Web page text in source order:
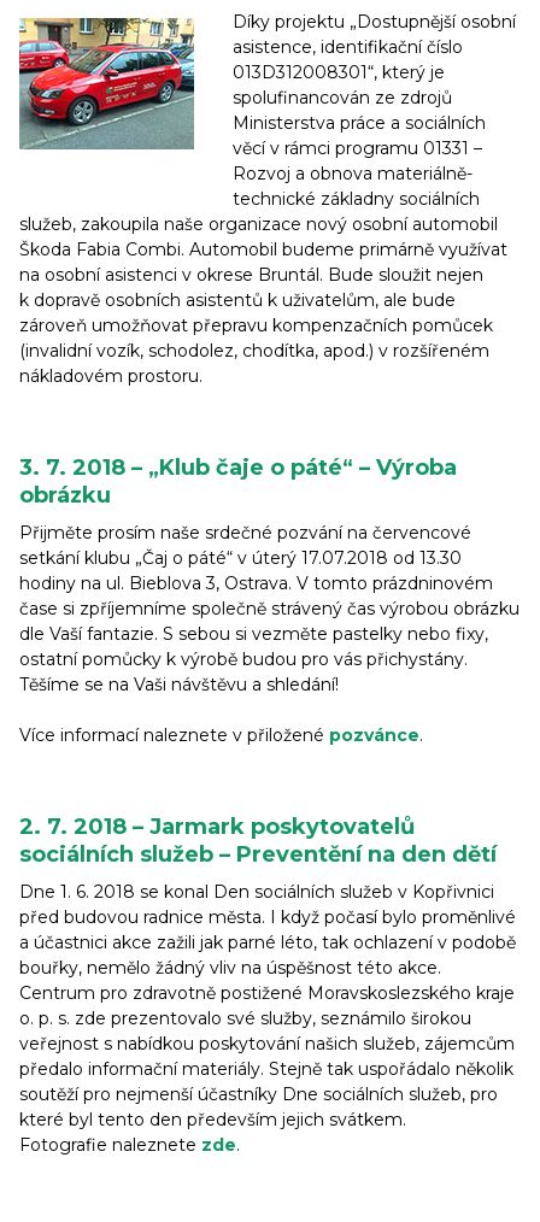
Díky projektu „Dostupnější osobní
asistence, identifikační číslo
013D312008301“, který je
spolufinancován ze zdrojů
Ministerstva práce a sociálních
věcí v rámci programu 01331 –
Rozvoj a obnova materiálně-
technické základny sociálních
služeb, zakoupila naše organizace nový osobní automobil
Škoda Fabia Combi. Automobil budeme primárně využívat
na osobní asistenci v okrese Bruntál. Bude sloužit nejen
k dopravě osobních asistentů k uživatelům, ale bude
zároveň umožňovat přepravu kompenzačních pomůcek
(invalidní vozík, schodolez, chodítka, apod.) v rozšířeném
nákladovém prostoru.
3. 7. 2018 – „Klub čaje o páté“ – Výroba
obrázku
Přijměte prosím naše srdečné pozvání na červencové
setkání klubu „Čaj o páté“ v úterý 17.07.2018 od 13.30
hodiny na ul. Bieblova 3, Ostrava. V tomto prázdninovém
čase si zpříjemníme společně strávený čas výrobou obrázku
dle Vaší fantazie. S sebou si vezměte pastelky nebo fixy,
ostatní pomůcky k výrobě budou pro vás přichystány.
Těšíme se na Vaši návštěvu a shledání!
Více informací naleznete v přiložené pozvánce.
2. 7. 2018 – Jarmark poskytovatelů
sociálních služeb – Preventění na den dětí
Dne 1. 6. 2018 se konal Den sociálních služeb v Kopřivnici
před budovou radnice města. I když počasí bylo proměnlivé
a účastnici akce zažili jak parné léto, tak ochlazení v podobě
bouřky, nemělo žádný vliv na úspěšnost této akce.
Centrum pro zdravotně postižené Moravskoslezského kraje
o. p. s. zde prezentovalo své služby, seznámilo širokou
veřejnost s nabídkou poskytování našich služeb, zájemcům
předalo informační materiály. Stejně tak uspořádalo několik
soutěží pro nejmenší účastníky Dne sociálních služeb, pro
které byl tento den především jejich svátkem.
Fotografie naleznete zde.